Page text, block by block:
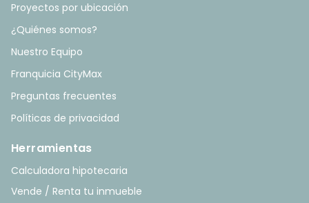
Proyectos por ubicación
¿Quiénes somos?
Nuestro Equipo
Franquicia CityMax
Preguntas frecuentes
Políticas de privacidad
Herramientas
Calculadora hipotecaria
Vende / Renta tu inmueble